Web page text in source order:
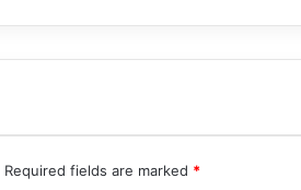
Required fields are marked *